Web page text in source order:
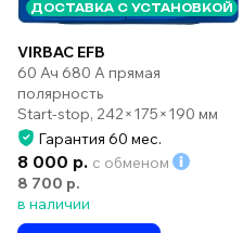
ДОСТАВКА С УСТАНОВКОЙ
VIRBAC EFB
60 Ач 680 А прямая
полярность
Start-stop, 242×175×190 мм
Гарантия 60 мес.
8 000 р. с обменом
8 700 р.
в наличии